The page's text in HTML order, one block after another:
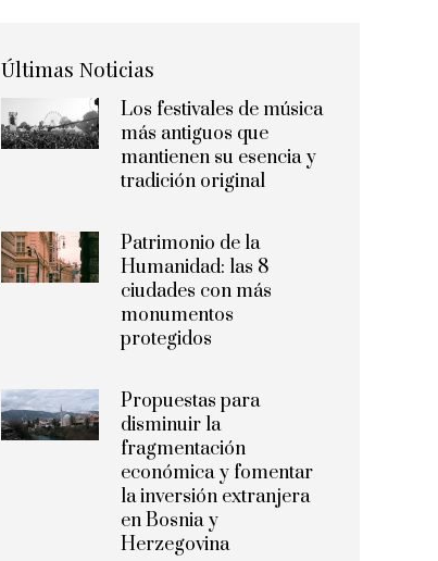
Últimas Noticias
Los festivales de música
más antiguos que
mantienen su esencia y
tradición original
Patrimonio de la
Humanidad: las 8
ciudades con más
monumentos
protegidos
Propuestas para
disminuir la
fragmentación
económica y fomentar
la inversión extranjera
en Bosnia y
Herzegovina